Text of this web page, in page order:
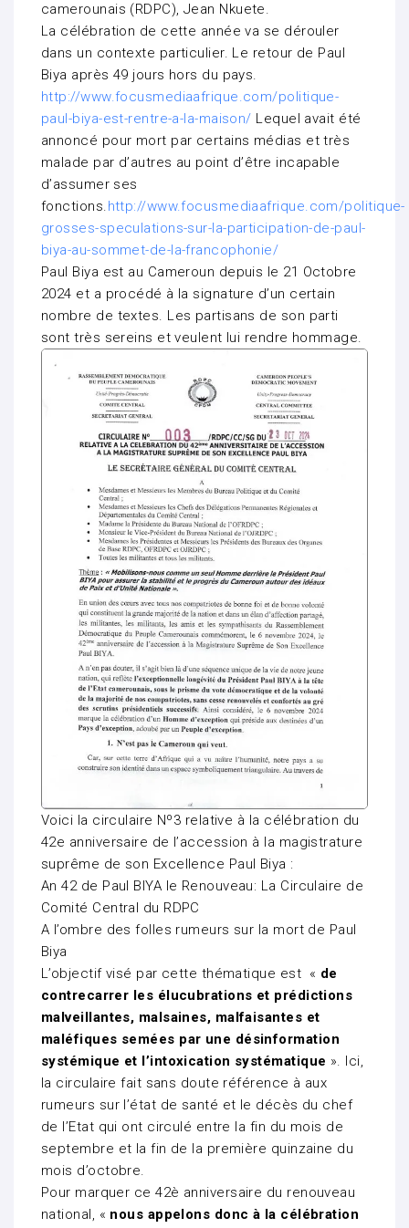
camerounais (RDPC), Jean Nkuete.
La célébration de cette année va se dérouler
dans un contexte particulier. Le retour de Paul
Biya après 49 jours hors du pays.
http://www.focusmediaafrique.com/politique-
paul-biya-est-rentre-a-la-maison/ Lequel avait été
annoncé pour mort par certains médias et très
malade par d’autres au point d’être incapable
d’assumer ses
fonctions.http://www.focusmediaafrique.com/politique-
grosses-speculations-sur-la-participation-de-paul-
biya-au-sommet-de-la-francophonie/
Paul Biya est au Cameroun depuis le 21 Octobre
2024 et a procédé à la signature d’un certain
nombre de textes. Les partisans de son parti
sont très sereins et veulent lui rendre hommage.
Voici la circulaire Nº3 relative à la célébration du
42e anniversaire de l’accession à la magistrature
suprême de son Excellence Paul Biya :
An 42 de Paul BIYA le Renouveau: La Circulaire de
Comité Central du RDPC
A l’ombre des folles rumeurs sur la mort de Paul
Biya
L’objectif visé par cette thématique est « de
contrecarrer les élucubrations et prédictions
malveillantes, malsaines, malfaisantes et
maléfiques semées par une désinformation
systémique et l’intoxication systématique ». Ici,
la circulaire fait sans doute référence à aux
rumeurs sur l’état de santé et le décès du chef
de l’Etat qui ont circulé entre la fin du mois de
septembre et la fin de la première quinzaine du
mois d’octobre.
Pour marquer ce 42è anniversaire du renouveau
national, « nous appelons donc à la célébration